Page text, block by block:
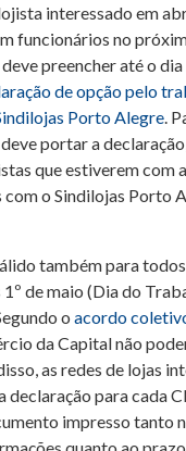
interessado em
funcionários no
preencher até o
de opção pelo
Porto Alegre.
portar a
que estiverem com
o Sindilojas Porto
também para
de maio (Dia do
o acordo
da Capital não
as redes de lojas
declaração para cada
impresso tanto